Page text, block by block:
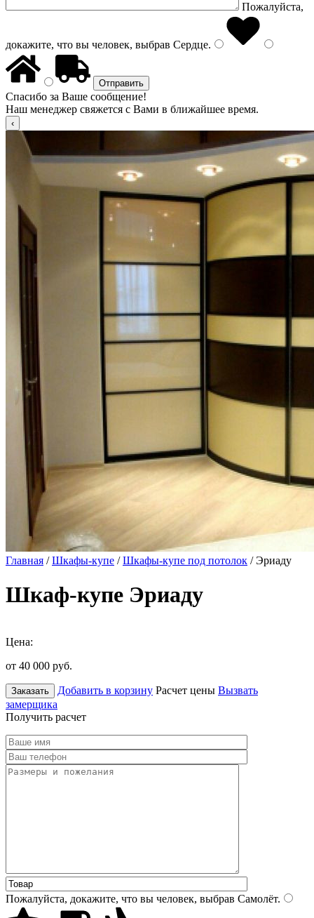
Пожалуйста,
докажите, что вы человек, выбрав Сердце.
Спасибо за Ваше сообщение!
Наш менеджер свяжется с Вами в ближайшее время.
Главная /Шкафы-купе /Шкафы-купе под потолок / Эриаду
Шкаф-купе Эриаду
Цена:
от 40 000 руб.
Заказать Добавить в корзину Расчет цены Вызвать
замерщика
Получить расчет
Пожалуйста, докажите, что вы человек, выбрав Самолёт.